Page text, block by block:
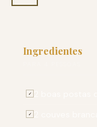
Ingredientes
✓
✓